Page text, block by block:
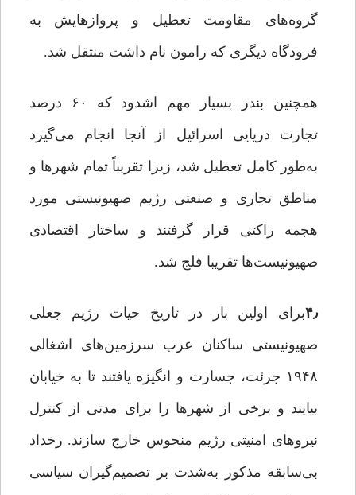
گروه‌های مقاومت تعطیل و پروازهایش به
فرودگاه دیگری که رامون نام داشت منتقل شد.
همچنین بندر بسیار مهم اشدود که ۶۰ درصد
تجارت دریایی اسرائیل از آنجا انجام می‌گیرد
به‌طور کامل تعطیل شد، زیرا تقریباً تمام شهرها و
مناطق تجاری و صنعتی رژیم صهیونیستی مورد
هجمه راکتی قرار گرفتند و ساختار اقتصادی
صهیونیست‌ها تقریبا فلج شد.
۴٫برای اولین بار در تاریخ حیات رژیم جعلی
صهیونیستی ساکنان عرب سرزمین‌های اشغالی
۱۹۴۸ جرئت، جسارت و انگیزه یافتند تا به خیابان
بیایند و برخی از شهرها را برای مدتی از کنترل
نیروهای امنیتی رژیم منحوس خارج سازند. رخداد
بی‌سابقه مذکور به‌شدت بر تصمیم‌گیران سیاسی